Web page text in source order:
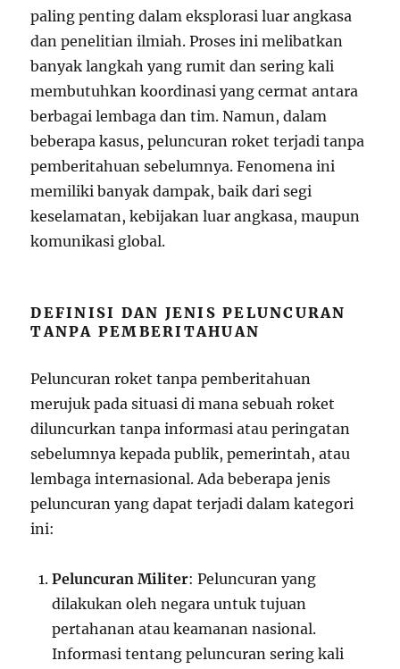
paling penting dalam eksplorasi luar angkasa
dan penelitian ilmiah. Proses ini melibatkan
banyak langkah yang rumit dan sering kali
membutuhkan koordinasi yang cermat antara
berbagai lembaga dan tim. Namun, dalam
beberapa kasus, peluncuran roket terjadi tanpa
pemberitahuan sebelumnya. Fenomena ini
memiliki banyak dampak, baik dari segi
keselamatan, kebijakan luar angkasa, maupun
komunikasi global.
DEFINISI DAN JENIS PELUNCURAN
TANPA PEMBERITAHUAN
Peluncuran roket tanpa pemberitahuan
merujuk pada situasi di mana sebuah roket
diluncurkan tanpa informasi atau peringatan
sebelumnya kepada publik, pemerintah, atau
lembaga internasional. Ada beberapa jenis
peluncuran yang dapat terjadi dalam kategori
ini:
Peluncuran Militer: Peluncuran yang
dilakukan oleh negara untuk tujuan
pertahanan atau keamanan nasional.
Informasi tentang peluncuran sering kali